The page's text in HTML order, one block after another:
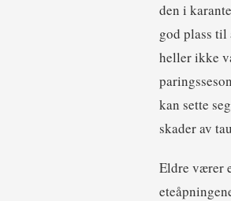
den i
god plass til
heller ikke
kan sette
skader av
Eldre værer